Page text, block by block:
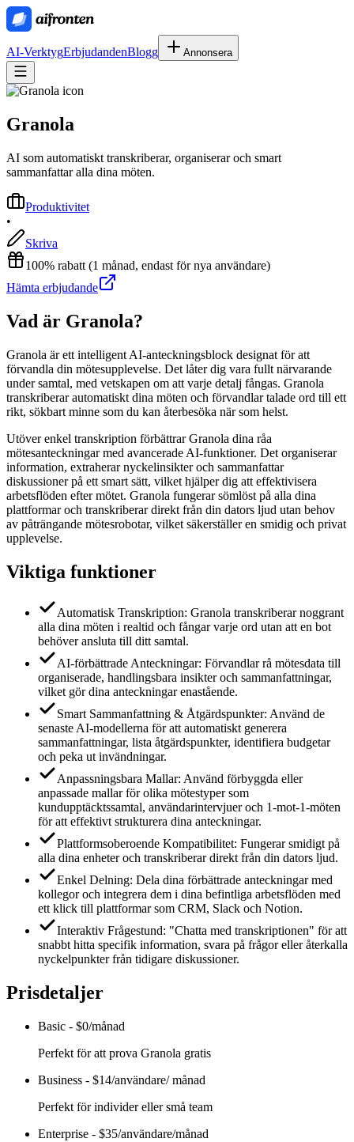
AI-VerktygErbjudandenBlogg Annonsera
Granola
AI som automatiskt transkriberar, organiserar och smart
sammanfattar alla dina möten.
Produktivitet
•
Skriva
100% rabatt (1 månad, endast för nya användare)
Hämta erbjudande
Vad är Granola?
Granola är ett intelligent AI-anteckningsblock designat för att
förvandla din mötesupplevelse. Det låter dig vara fullt närvarande
under samtal, med vetskapen om att varje detalj fångas. Granola
transkriberar automatiskt dina möten och förvandlar talade ord till ett
rikt, sökbart minne som du kan återbesöka när som helst.
Utöver enkel transkription förbättrar Granola dina råa
mötesanteckningar med avancerade AI-funktioner. Det organiserar
information, extraherar nyckelinsikter och sammanfattar
diskussioner på ett smart sätt, vilket hjälper dig att effektivisera
arbetsflöden efter mötet. Granola fungerar sömlöst på alla dina
plattformar och transkriberar direkt från din dators ljud utan behov
av påträngande mötesrobotar, vilket säkerställer en smidig och privat
upplevelse.
Viktiga funktioner
Automatisk Transkription: Granola transkriberar noggrant
alla dina möten i realtid och fångar varje ord utan att en bot
behöver ansluta till ditt samtal.
AI-förbättrade Anteckningar: Förvandlar rå mötesdata till
organiserade, handlingsbara insikter och sammanfattningar,
vilket gör dina anteckningar enastående.
Smart Sammanfattning & Åtgärdspunkter: Använd de
senaste AI-modellerna för att automatiskt generera
sammanfattningar, lista åtgärdspunkter, identifiera budgetar
och peka ut invändningar.
Anpassningsbara Mallar: Använd förbyggda eller
anpassade mallar för olika mötestyper som
kundupptäcktssamtal, användarintervjuer och 1-mot-1-möten
för att effektivt strukturera dina anteckningar.
Plattformsoberoende Kompatibilitet: Fungerar smidigt på
alla dina enheter och transkriberar direkt från din dators ljud.
Enkel Delning: Dela dina förbättrade anteckningar med
kollegor och integrera dem i dina befintliga arbetsflöden med
ett klick till plattformar som CRM, Slack och Notion.
Interaktiv Frågestund: "Chatta med transkriptionen" för att
snabbt hitta specifik information, svara på frågor eller återkalla
nyckelpunkter från tidigare diskussioner.
Prisdetaljer
Basic - $0/månad
Perfekt för att prova Granola gratis
Business - $14/användare/ månad
Perfekt för individer eller små team
Enterprise - $35/användare/månad